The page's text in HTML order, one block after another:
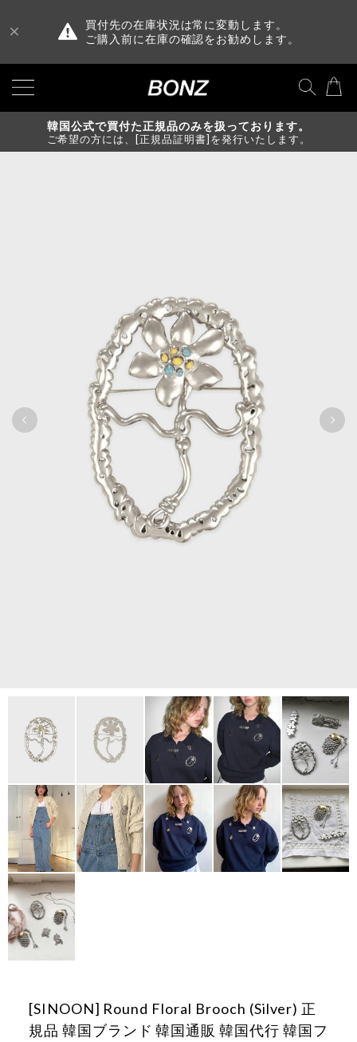
買付先の在庫状況は常に変動します。
ご購入前に在庫の確認をお勧めします。
韓国公式で買付た正規品のみを扱っております。
ご希望の方には、[正規品証明書]を発行いたします。
[SINOON] Round Floral Brooch (Silver) 正
規品 韓国ブランド 韓国通販 韓国代行 韓国フ